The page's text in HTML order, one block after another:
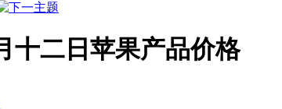
十二日苹果产品价格